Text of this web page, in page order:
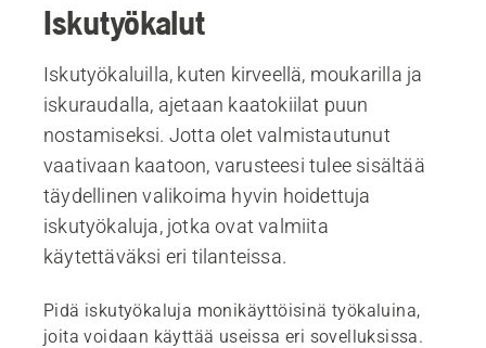
Iskutyökalut
Iskutyökaluilla, kuten kirveellä, moukarilla ja
iskuraudalla, ajetaan kaatokiilat puun
nostamiseksi. Jotta olet valmistautunut
vaativaan kaatoon, varusteesi tulee sisältää
täydellinen valikoima hyvin hoidettuja
iskutyökaluja, jotka ovat valmiita
käytettäväksi eri tilanteissa.
Pidä iskutyökaluja monikäyttöisinä työkaluina,
joita voidaan käyttää useissa eri sovelluksissa.